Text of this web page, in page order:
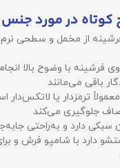
کوتاه در مورد
از مخمل و سطحی
فرشینه با وضوح بالا
باقی می‌مانند
ترمزدار یا
جلوگیری می‌کند
سبکی دارد و به‌راحتی
دارد با شامپو فرش و